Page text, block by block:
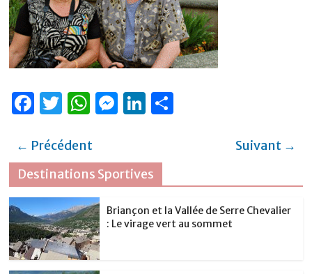
F
c
e
b
o
o
k
T
it
te
r
W
at
s
A
p
p
M
e
n
g
Li
e
dI
n
er
← Précédent
Suivant →
Destinations Sportives
Briançon et la Vallée de Serre Chevalier
: Le virage vert au sommet